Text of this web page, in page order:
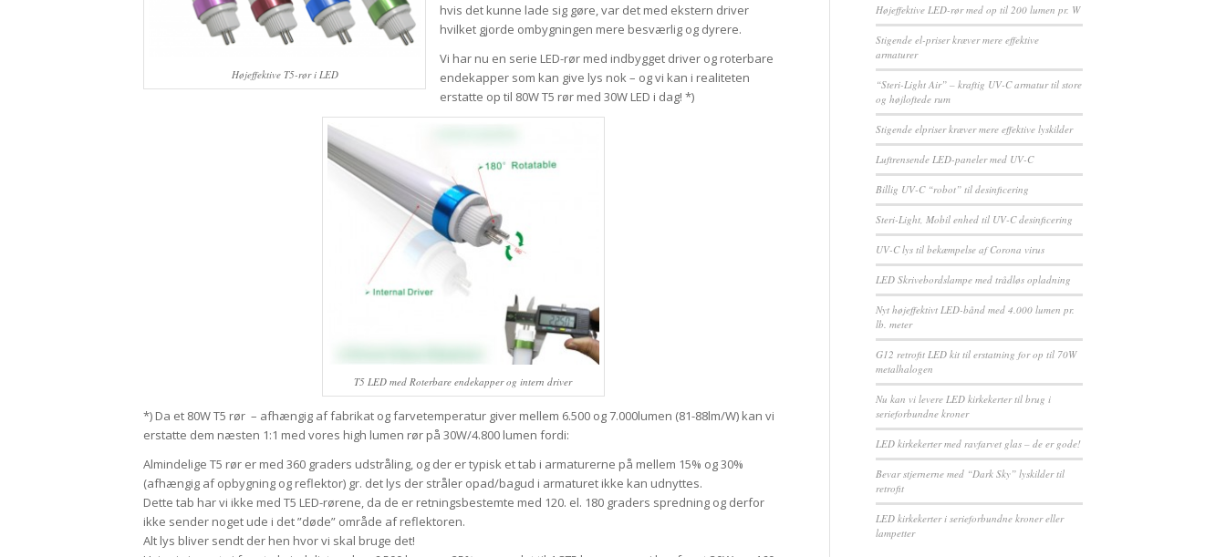
Højeffektive T5-rør i LED
hvis det kunne lade sig gøre, var det med ekstern driver
hvilket gjorde ombygningen mere besværlig og dyrere.
Vi har nu en serie LED-rør med indbygget driver og roterbare
endekapper som kan give lys nok – og vi kan i realiteten
erstatte op til 80W T5 rør med 30W LED i dag! *)
T5 LED med Roterbare endekapper og intern driver
*) Da et 80W T5 rør – afhængig af fabrikat og farvetemperatur giver mellem 6.500 og 7.000lumen (81-88lm/W) kan vi
erstatte dem næsten 1:1 med vores high lumen rør på 30W/4.800 lumen fordi:
Almindelige T5 rør er med 360 graders udstråling, og der er typisk et tab i armaturerne på mellem 15% og 30%
(afhængig af opbygning og reflektor) gr. det lys der stråler opad/bagud i armaturet ikke kan udnyttes.
Dette tab har vi ikke med T5 LED-rørene, da de er retningsbestemte med 120. el. 180 graders spredning og derfor
ikke sender noget ude i det ”døde” område af reflektoren.
Alt lys bliver sendt der hen hvor vi skal bruge det!
Højeffektive LED-rør med op til 200 lumen pr. W
Stigende el-priser kræver mere effektive
armaturer
“Steri-Light Air” – kraftig UV-C armatur til store
og højloftede rum
Stigende elpriser kræver mere effektive lyskilder
Luftrensende LED-paneler med UV-C
Billig UV-C “robot” til desinficering
Steri-Light, Mobil enhed til UV-C desinficering
UV-C lys til bekæmpelse af Corona virus
LED Skrivebordslampe med trådløs opladning
Nyt højeffektivt LED-bånd med 4.000 lumen pr.
lb. meter
G12 retrofit LED kit til erstatning for op til 70W
metalhalogen
Nu kan vi levere LED kirkekerter til brug i
serieforbundne kroner
LED kirkekerter med ravfarvet glas – de er gode!
Bevar stjernerne med “Dark Sky” lyskilder til
retrofit
LED kirkekerter i serieforbundne kroner eller
lampetter